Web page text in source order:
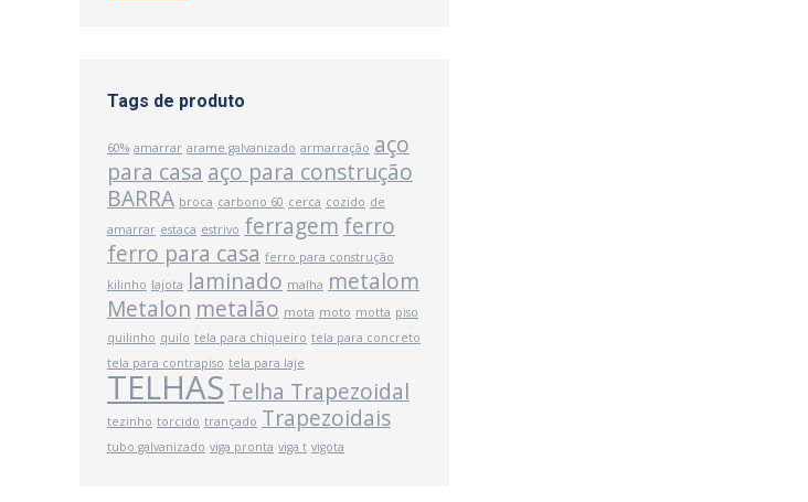
Tags de produto
60% amarrar arame galvanizado armarração aço
para casa aço para construção
BARRA broca carbono 60 cerca cozido de
amarrar estaca estrivo ferragem ferro
ferro para casa ferro para construção
kilinho lajota laminado malha metalom
Metalon metalão mota moto motta piso
quilinho quilo tela para chiqueiro tela para concreto
tela para contrapiso tela para laje
TELHAS Telha Trapezoidal
tezinho torcido trançado Trapezoidais
tubo galvanizado viga pronta viga t vigota